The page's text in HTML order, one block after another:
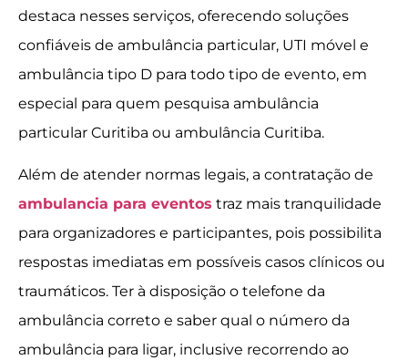
destaca nesses serviços, oferecendo soluções
confiáveis de ambulância particular, UTI móvel e
ambulância tipo D para todo tipo de evento, em
especial para quem pesquisa ambulância
particular Curitiba ou ambulância Curitiba.
Além de atender normas legais, a contratação de
ambulancia para eventos traz mais tranquilidade
para organizadores e participantes, pois possibilita
respostas imediatas em possíveis casos clínicos ou
traumáticos. Ter à disposição o telefone da
ambulância correto e saber qual o número da
ambulância para ligar, inclusive recorrendo ao